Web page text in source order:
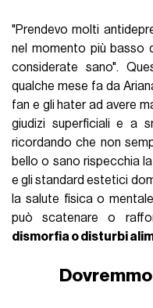
"Prendevo molti
nel momento più basso
considerate sano".
qualche mese fa da
fan e gli hater ad avere
giudizi superficiali e a
ricordando che non
bello o sano rispecchia
e gli standard estetici
la salute fisica o
può scatenare o
dismorfia o disturbi